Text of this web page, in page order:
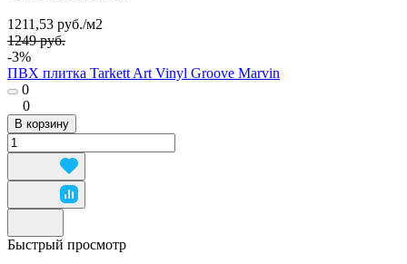
1211,53 руб./м2
1249 руб.
-3%
ПВХ плитка Tarkett Art Vinyl Groove Marvin
0
0
В корзину
Быстрый просмотр